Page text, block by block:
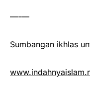
—-—
Sumbangan ikhlas